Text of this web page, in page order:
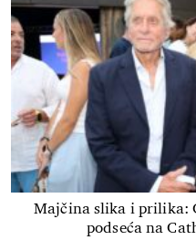
Majčina slika i prilika:
podseća na